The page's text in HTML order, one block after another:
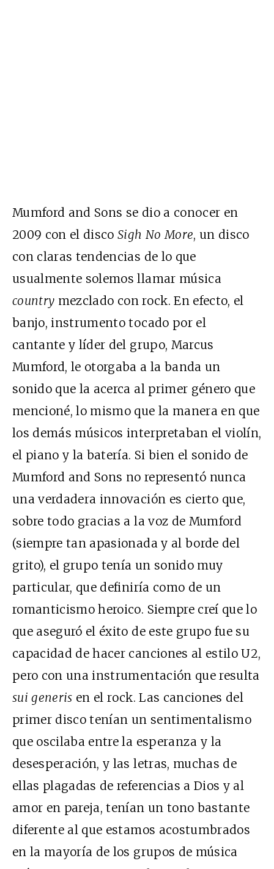
Mumford and Sons se dio a conocer en
2009 con el discoSigh No More, un disco
con claras tendencias de lo que
usualmente solemos llamar música
country mezclado con rock. En efecto, el
banjo, instrumento tocado por el
cantante y líder del grupo, Marcus
Mumford, le otorgaba a la banda un
sonido que la acerca al primer género que
mencioné, lo mismo que la manera en que
los demás músicos interpretaban el violín,
el piano y la batería. Si bien el sonido de
Mumford and Sons no representó nunca
una verdadera innovación es cierto que,
sobre todo gracias a la voz de Mumford
(siempre tan apasionada y al borde del
grito), el grupo tenía un sonido muy
particular, que definiría como de un
romanticismo heroico. Siempre creí que lo
que aseguró el éxito de este grupo fue su
capacidad de hacer canciones al estilo U2,
pero con una instrumentación que resulta
sui generis en el rock. Las canciones del
primer disco tenían un sentimentalismo
que oscilaba entre la esperanza y la
desesperación, y las letras, muchas de
ellas plagadas de referencias a Dios y al
amor en pareja, tenían un tono bastante
diferente al que estamos acostumbrados
en la mayoría de los grupos de música